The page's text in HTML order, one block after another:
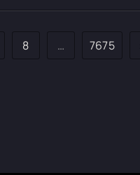
8 … 7675